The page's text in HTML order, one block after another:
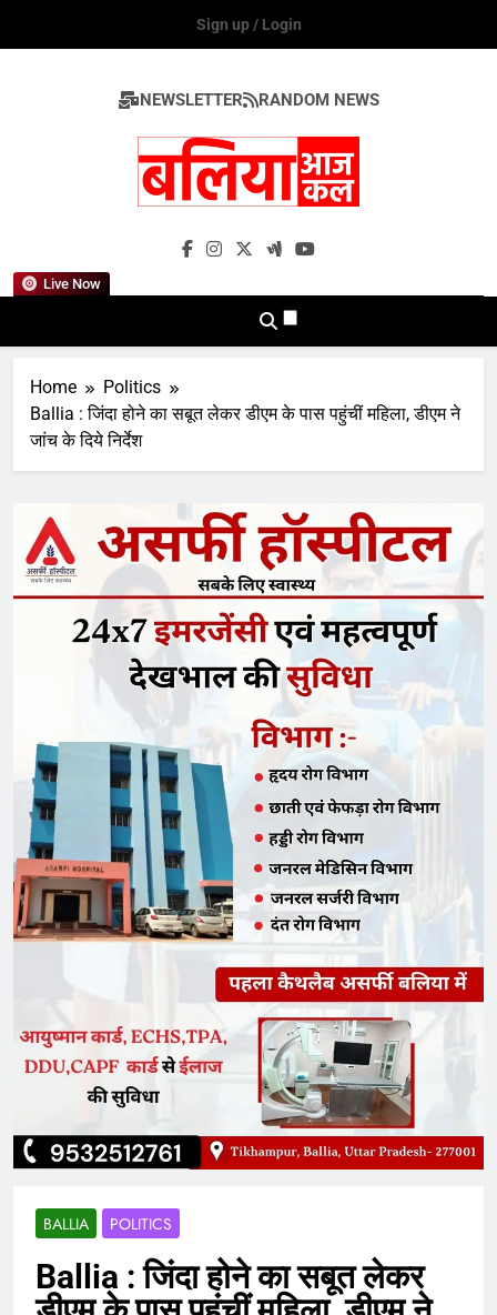
Sign up / Login
NEWSLETTER RANDOM NEWS
Live Now
Ballia Aaj Kal
Home
Politics
Ballia : जिंदा होने का सबूत लेकर डीएम के पास पहुंचीं महिला, डीएम ने
जांच के दिये निर्देश
BALLIA POLITICS
Ballia : जिंदा होने का सबूत लेकर